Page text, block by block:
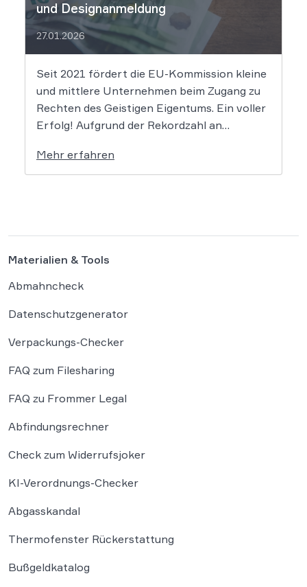
und Designanmeldung
27.01.2026
Seit 2021 fördert die EU-Kommission kleine
und mittlere Unternehmen beim Zugang zu
Rechten des Geistigen Eigentums. Ein voller
Erfolg! Aufgrund der Rekordzahl an
Powered for Business“ wurden die
zugewiesenen Mittel in den letzten Jahren
Mehr erfahren
Materialien & Tools
Abmahncheck
Datenschutzgenerator
Verpackungs-Checker
FAQ zum Filesharing
FAQ zu Frommer Legal
Abfindungsrechner
Check zum Widerrufsjoker
KI-Verordnungs-Checker
Abgasskandal
Thermofenster Rückerstattung
Bußgeldkatalog